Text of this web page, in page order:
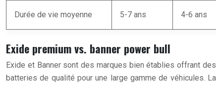
Durée de vie moyenne 5-7 ans 4-6 ans
Exide premium vs. banner power bull
Exide et Banner sont des marques bien établies offrant des
batteries de qualité pour une large gamme de véhicules. La